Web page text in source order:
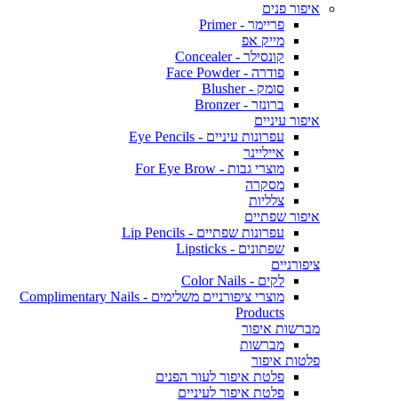
איפור פנים
פריימר - Primer
מייק אפ
קונסילר - Concealer
פודרה - Face Powder
סומק - Blusher
ברונזר - Bronzer
איפור עיניים
עפרונות עיניים - Eye Pencils
אייליינר
מוצרי גבות - For Eye Brow
מסקרה
צלליות
איפור שפתיים
עפרונות שפתיים - Lip Pencils
שפתונים - Lipsticks
ציפורניים
לקים - Color Nails
מוצרי ציפורניים משלימים - Complimentary Nails
Products
מברשות איפור
מברשות
פלטות איפור
פלטת איפור לעור הפנים
פלטת איפור לעיניים